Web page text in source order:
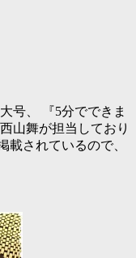
号、 『5分でできま
山舞が担当しており
載されているので、